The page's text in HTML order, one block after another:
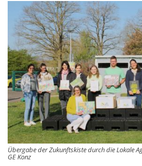
Übergabe der Zukunftskiste durch die Lokale
GE Konz